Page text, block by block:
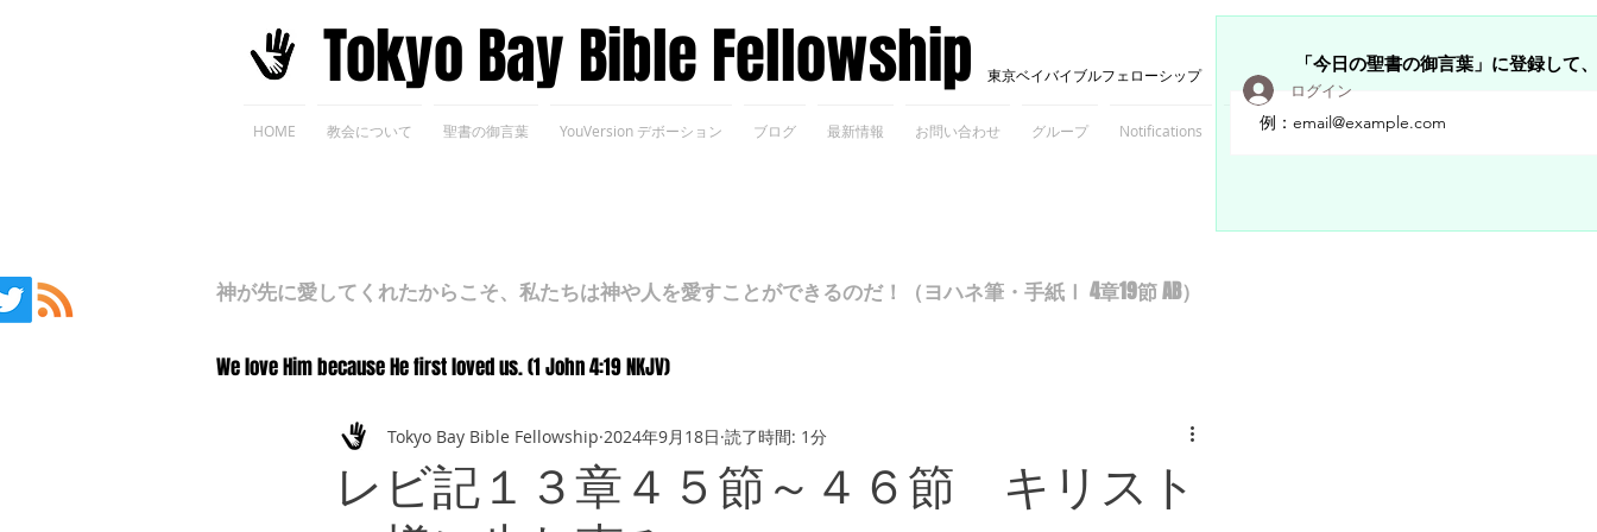
​Tokyo Bay Bible Fellowship 東京ベイバイブルフェローシップ
HOME 教会について 聖書の御言葉 YouVersion デボーション ブログ 最新情報 お問い合わせ グループ Notifications Members
「今日の聖書の御言葉」に登録して
ログイン
神が先に愛してくれたからこそ、私たちは神や人を愛すことができるのだ！（ヨハネ筆・手紙Ⅰ 4章19節 AB）
We love Him because He first loved us. (1 John 4:19 NKJV)
レビ記１３章４５節～４６節 キリスト
Tokyo Bay Bible Fellowship 2024年9月18日 読了時間: 1分